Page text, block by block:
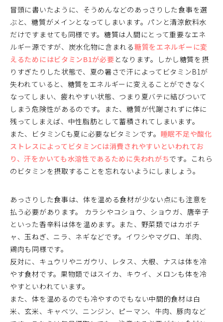
冒頭に書いたように、そうめんなどのあっさりした食事を選
ぶと、糖質がメインとなってしまいます。パンと清涼飲料水
だけですませても同様です。糖質は人間にとって重要なエネ
ルギー源ですが、炭水化物に含まれる糖質をエネルギーに変
えるためにはビタミンB1が必要 となります。しかし糖質を摂
りすぎたりした状態で、夏の暑さで汗によってビタミンB1が
失われていると、糖質をエネルギーに変えることができなく
なってしまい、疲れやすい状態、つまり夏バテに結びついて
しまう危険性があるのです。また、糖質が代謝されずに体に
残ってしまえば、中性脂肪として蓄積されてしまいます。
また、ビタミンCも夏に必要なビタミンです。 睡眠不足や酸化
ストレスによってビタミンCは消費されやすいといわれてお
り、汗をかいても水溶性であるために失われがちです。これら
のビタミンを摂取することを忘れないようにしましょう。
あっさりした食事は、体を温める食材が少ない点にも注意を
払う必要があります。 カラシやコショウ、ショウガ、唐辛子
といった香辛料は体を温めます。また、野菜類ではカボチ
ャ、玉ねぎ、ニラ、ネギなどです。イワシやマグロ、羊肉、
鶏肉も同様です。
反対に、キュウリやニガウリ、レタス、大根、ナスは体を冷
やす食材です。果物類ではスイカ、キウイ、メロンも体を冷
やすといわれています。
また、体を温めるのでも冷やすのでもない中間的食材は白
米、玄米、キャベツ、ニンジン、ピーマン、牛肉、豚肉など